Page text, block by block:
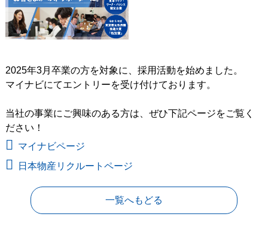
2025年3月卒業の方を対象に、採用活動を始めました。
マイナビにてエントリーを受け付けております。
当社の事業にご興味のある方は、ぜひ下記ページをご覧く
ださい！
マイナビページ
日本物産リクルートページ
一覧へもどる